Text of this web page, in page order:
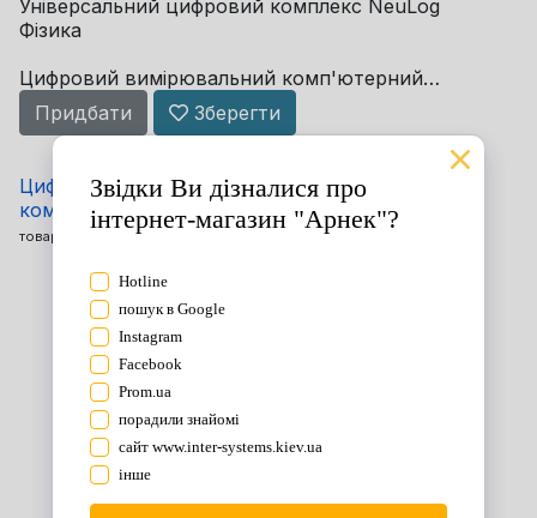
Універсальний цифровий комплекс NeuLog
Фізика
Цифровий вимірювальний комп'ютерний
комплекс для вчителя NeuLog
використовується в кабінеті фізики
загальноосвітнього закладу та дозволяє
проводити ...
Придбати Зберегти
Цифровий вимірювальний комп'ютерний
комплекс NeuLog "Біологія" (для вчителя)
товару: